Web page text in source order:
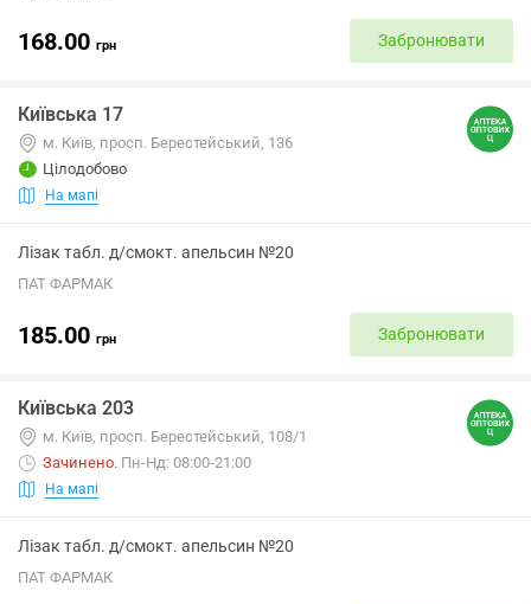
168.00 грн Забронювати
Київська 17
м. Київ, просп. Берестейський, 136
Цілодобово
На мапі
Лізак табл. д/смокт. апельсин №20
ПАТ ФАРМАК
185.00 грн Забронювати
Київська 203
м. Київ, просп. Берестейський, 108/1
Зачинено. Пн-Нд: 08:00-21:00
На мапі
Лізак табл. д/смокт. апельсин №20
ПАТ ФАРМАК